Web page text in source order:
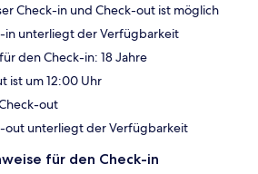
Check-in und Check-out ist möglich
in unterliegt der Verfügbarkeit
den Check-in: 18 Jahre
ist um 12:00 Uhr
out
out unterliegt der Verfügbarkeit
für den Check-in